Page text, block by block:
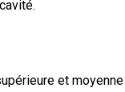
et